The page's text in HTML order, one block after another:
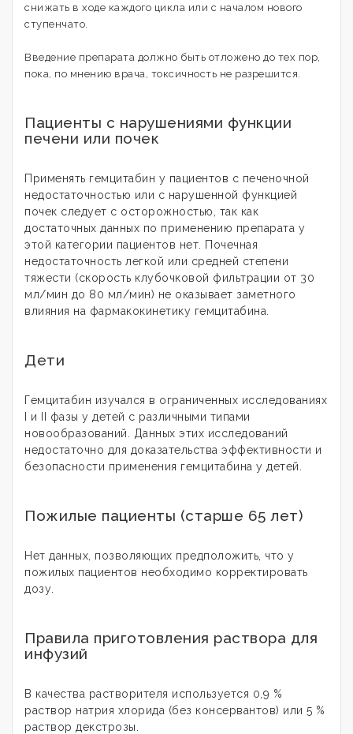
снижать в ходе каждого цикла или с началом нового
ступенчато.
Введение препарата должно быть отложено до тех пор,
пока, по мнению врача, токсичность не разрешится.
Пациенты с нарушениями функции
печени или почек
Применять гемцитабин у пациентов с печеночной
недостаточностью или с нарушенной функцией
почек следует с осторожностью, так как
достаточных данных по применению препарата у
этой категории пациентов нет. Почечная
недостаточность легкой или средней степени
тяжести (скорость клубочковой фильтрации от 30
мл/мин до 80 мл/мин) не оказывает заметного
влияния на фармакокинетику гемцитабина.
Дети
Гемцитабин изучался в ограниченных исследованиях
I и II фазы у детей с различными типами
новообразований. Данных этих исследований
недостаточно для доказательства эффективности и
безопасности применения гемцитабина у детей.
Пожилые пациенты (старше 65 лет)
Нет данных, позволяющих предположить, что у
пожилых пациентов необходимо корректировать
дозу.
Правила приготовления раствора для
инфузий
В качества растворителя используется 0,9 %
раствор натрия хлорида (без консервантов) или 5 %
раствор декстрозы.